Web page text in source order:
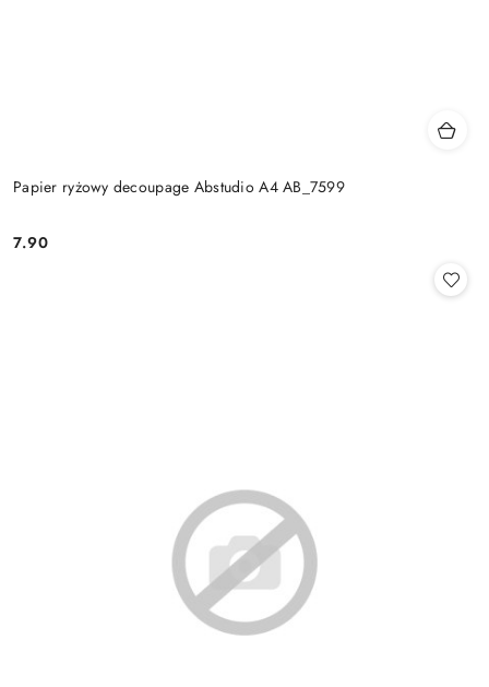
Papier ryżowy decoupage Abstudio A4 AB_7599
Cena:
7.90